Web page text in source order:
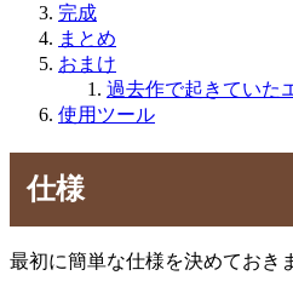
完成
まとめ
おまけ
過去作で起きていた
使用ツール
仕様
最初に簡単な仕様を決めておき